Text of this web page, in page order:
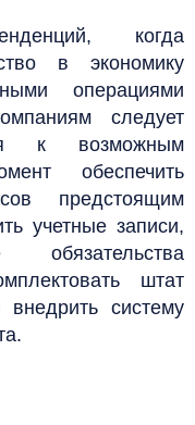
когда
в экономику
операциями
следует
к возможным
обеспечить
предстоящим
учетные записи,
обязательства
штат
систему